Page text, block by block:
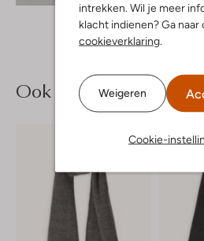
intrekken. Wil je meer
klacht indienen? Ga naar
cookieverklaring
Weigeren
Cookie-
Ook iets voor jou?